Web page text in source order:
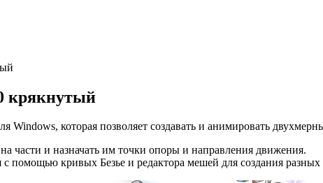
крякнутый
Windows, которая позволяет создавать и анимировать
части и назначать им точки опоры и направления движения.
помощью кривых Безье и редактора мешей для создания